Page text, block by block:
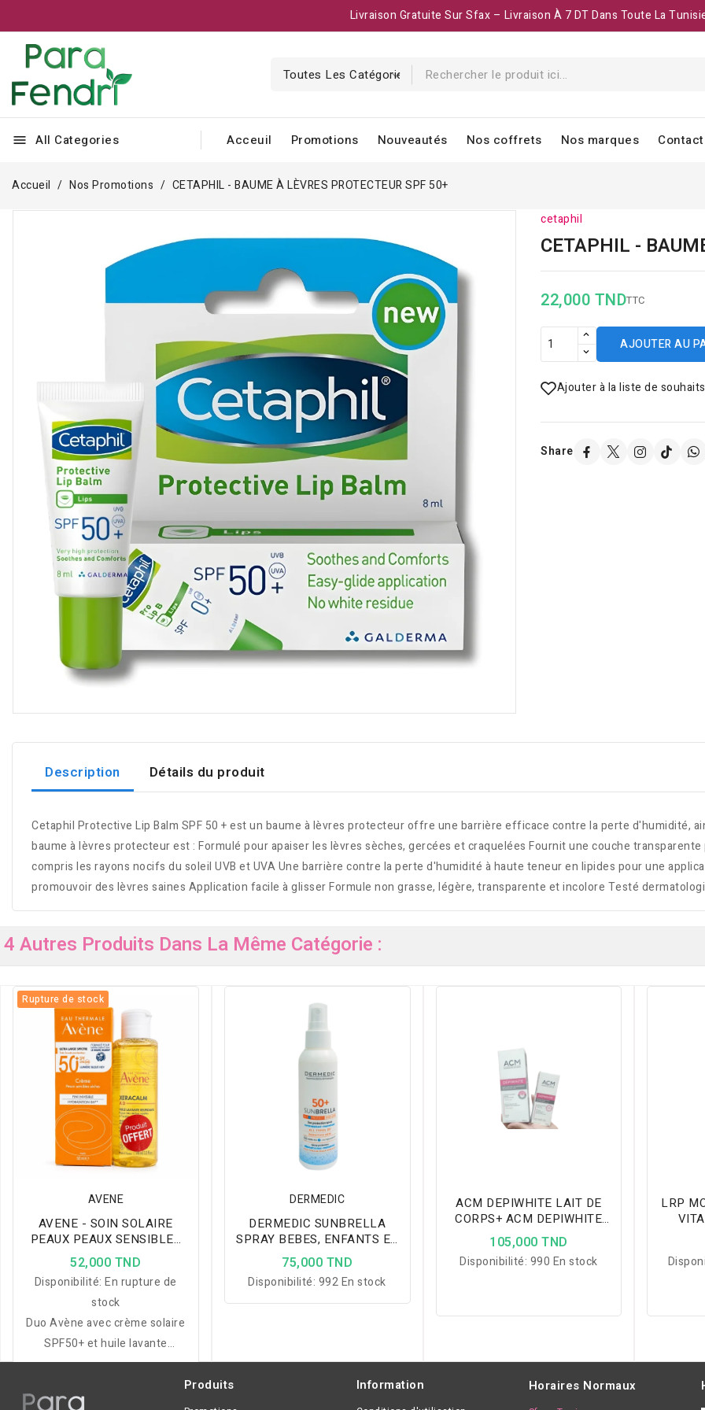
Livraison Gratuite Sur Sfax – Livraison À 7 DT Dans Toute La
menu All Categories Acceuil Promotions Nouveautés Nos coffrets Nos marques
Accueil Nos Promotions CETAPHIL - BAUME À LÈVRES PROTECTEUR SPF 50+
cetaphil
CETAPHIL -
22,000 TNDTTC
AJOUTER AU
Ajouter à la liste de souhaits
Share
Description Détails du produit
Cetaphil Protective Lip Balm SPF 50 + est un baume à lèvres protecteur offre une barrière efficace contre la perte d'humidité,
baume à lèvres protecteur est : Formulé pour apaiser les lèvres sèches, gercées et craquelées Fournit une couche
compris les rayons nocifs du soleil UVB et UVA Une barrière contre la perte d'humidité à haute teneur en lipides pour une
promouvoir des lèvres saines Application facile à glisser Formule non grasse, légère, transparente et incolore Testé
4 Autres Produits Dans La Même Catégorie :
Rupture de stock
AVENE
AVENE - SOIN SOLAIRE
PEAUX PEAUX SENSIBLES
SECHES SPF 50+ 50ML +
XERACALM HUILE LAVANTE
100ML OFFERTE
52,000 TND
Disponibilité:En rupture de
stock
Duo Avène avec crème solaire
SPF50+ et huile lavante
XeraCalm A.D pour protéger,
sensibles et sèches.
DERMEDIC
DERMEDIC SUNBRELLA
SPRAY BEBES, ENFANTS ET
ADULTES SPF50+ 150ML
75,000 TND
Disponibilité: 992 En stock
ACM DEPIWHITE LAIT DE
CORPS+ ACM DEPIWHITE
MASQUE PLLICULABLE
105,000 TND
Disponibilité: 990 En stock
LRP
Produits Information Horaires Normaux